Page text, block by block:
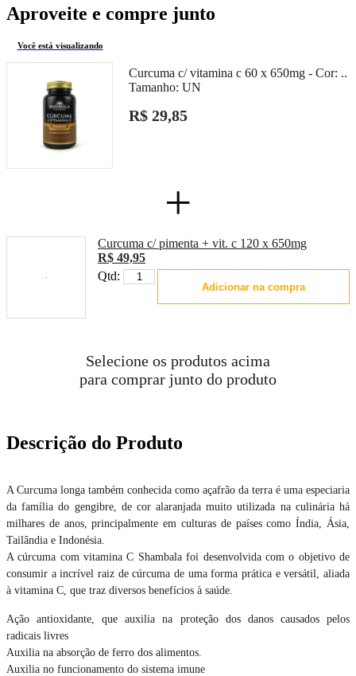
Aproveite e compre junto
Você está visualizando
Curcuma c/ vitamina c 60 x 650mg - Cor: ..
Tamanho: UN
R$ 29,85
+
Curcuma c/ pimenta + vit. c 120 x 650mg
R$ 49,95
Qtd:
Adicionar na compra
Selecione os produtos acima
para comprar junto do produto
Descrição do Produto
A Curcuma longa também conhecida como açafrão da terra é uma especiaria
da família do gengibre, de cor alaranjada muito utilizada na culinária h
milhares de anos, principalmente em culturas de países como Índia, Ásia,
Tailândia e Indonésia.
A cúrcuma com vitamina C Shambala foi desenvolvida com o objetivo de
consumir a incrível raiz de cúrcuma de uma forma prática e versátil, aliada
à vitamina C, que traz diversos benefícios à saúde.
Ação antioxidante, que auxilia na proteção dos danos causados pelos
radicais livres
Auxilia na absorção de ferro dos alimentos.
Auxilia no funcionamento do sistema imune